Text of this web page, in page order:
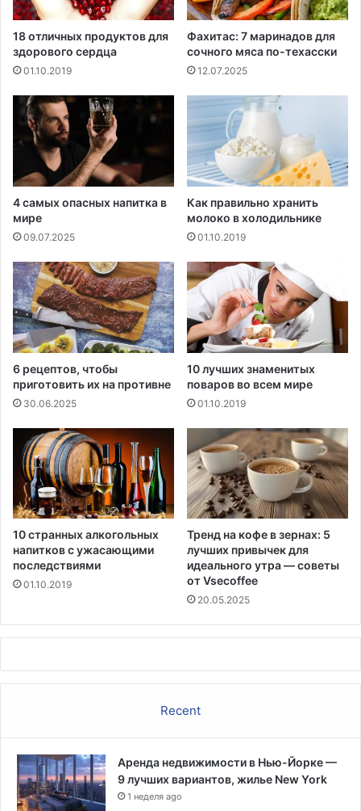
т
а
А
н
г
л
и
а
В
р
б
а
18 отличных продуктов для
здорового сердца
01.10.2019
Фахитас: 7 маринадов для
сочного мяса по-техасски
12.07.2025
4 самых опасных напитка в
мире
09.07.2025
Как правильно хранить
молоко в холодильнике
01.10.2019
6 рецептов, чтобы
приготовить их на противне
30.06.2025
10 лучших знаменитых
поваров во всем мире
01.10.2019
10 странных алкогольных
напитков с ужасающими
последствиями
01.10.2019
Тренд на кофе в зернах: 5
лучших привычек для
идеального утра — советы
от Vsecoffee
20.05.2025
Recent
Аренда недвижимости в Нью-Йорке —
9 лучших вариантов, жилье New York
1 неделя ago